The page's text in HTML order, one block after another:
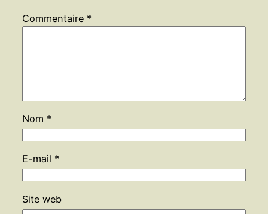
Commentaire *
Nom *
E-mail *
Site web